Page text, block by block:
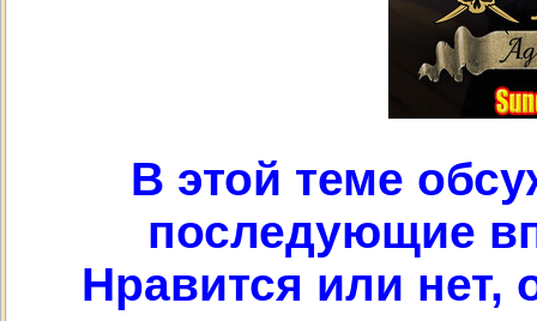
В этой теме
последующие
Нравится или нет,